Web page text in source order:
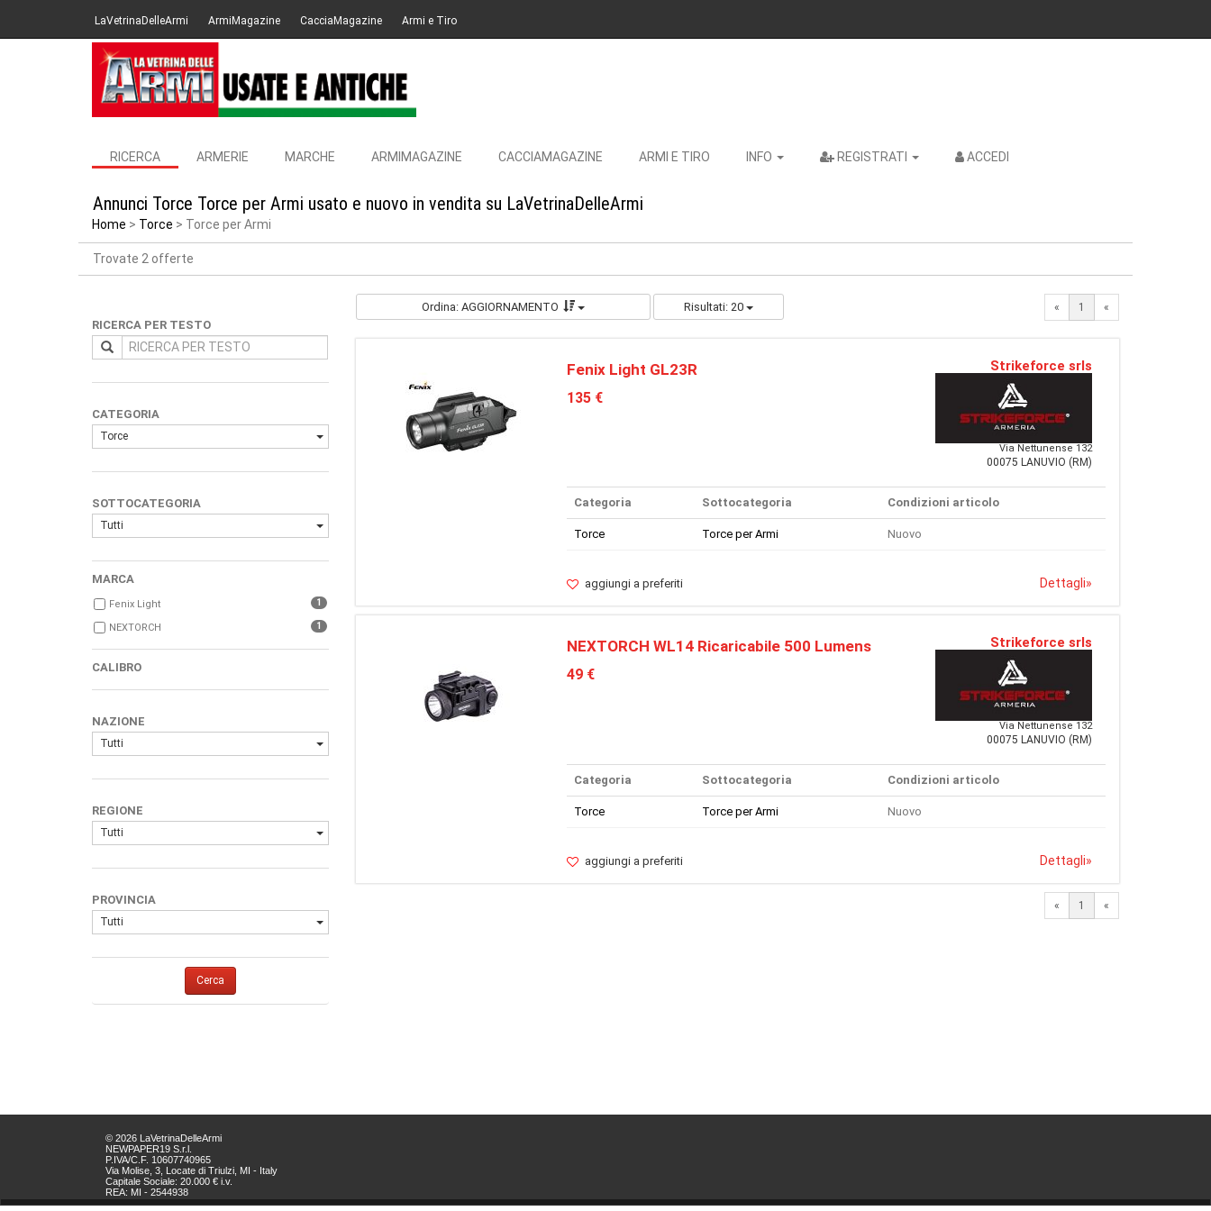
LaVetrinaDelleArmi ArmiMagazine CacciaMagazine Armi e Tiro
RICERCA ARMERIE MARCHE ARMIMAGAZINE CACCIAMAGAZINE ARMI E TIRO INFO REGISTRATI ACCEDI
Annunci Torce Torce per Armi usato e nuovo in vendita su LaVetrinaDelleArmi
Home Torce Torce per Armi
Trovate 2 offerte
RICERCA PER TESTO
CATEGORIA
Torce
SOTTOCATEGORIA
Tutti
MARCA
Fenix Light 1
NEXTORCH 1
CALIBRO
NAZIONE
Tutti
REGIONE
Tutti
PROVINCIA
Tutti
Cerca
Ordina: AGGIORNAMENTO Risultati: 20 « 1 «
Fenix Light GL23R
135 €
Strikeforce srls
Via Nettunense 132
00075 LANUVIO (RM)
Categoria Sottocategoria Condizioni articolo
Torce Torce per Armi Nuovo
aggiungi a preferiti Dettagli»
NEXTORCH WL14 Ricaricabile 500 Lumens
49 €
Strikeforce srls
Via Nettunense 132
00075 LANUVIO (RM)
Categoria Sottocategoria Condizioni articolo
Torce Torce per Armi Nuovo
aggiungi a preferiti Dettagli»
« 1 «
© 2026 LaVetrinaDelleArmi
NEWPAPER19 S.r.l.
P.IVA/C.F. 10607740965
Via Molise, 3, Locate di Triulzi, MI - Italy
Capitale Sociale: 20.000 € i.v.
REA: MI - 2544938